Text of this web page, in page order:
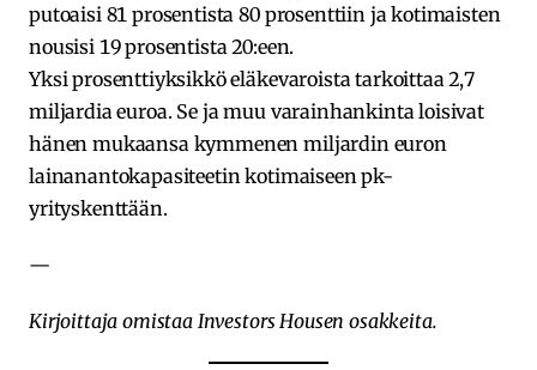
putoaisi 81 prosentista 80 prosenttiin ja kotimaisten
nousisi 19 prosentista 20:een.
Yksi prosenttiyksikkö eläkevaroista tarkoittaa 2,7
miljardia euroa. Se ja muu varainhankinta loisivat
hänen mukaansa kymmenen miljardin euron
lainanantokapasiteetin kotimaiseen pk-
yrityskenttään.
—
Kirjoittaja omistaa Investors Housen osakkeita.